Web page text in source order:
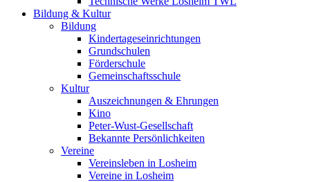
Bildung & Kultur
Bildung
Kindertageseinrichtungen
Grundschulen
Förderschule
Gemeinschaftsschule
Kultur
Auszeichnungen & Ehrungen
Kino
Peter-Wust-Gesellschaft
Bekannte Persönlichkeiten
Vereine
Vereinsleben in Losheim
Vereine in Losheim